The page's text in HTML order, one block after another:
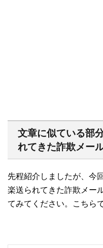
文章に似ている部
れてきた詐欺メー
先程紹介しましたが、今
楽送られてきた詐欺メー
てみてください。こちらで